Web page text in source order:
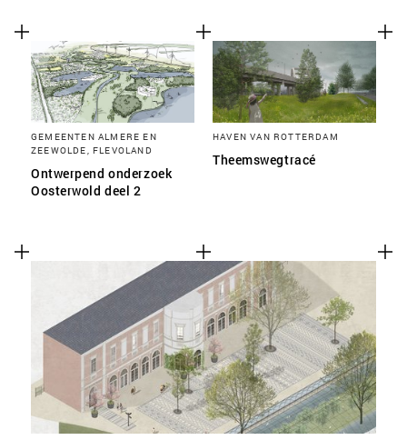
GEMEENTEN ALMERE EN
ZEEWOLDE, FLEVOLAND
Ontwerpend onderzoek
Oosterwold deel 2
HAVEN VAN ROTTERDAM
Theemswegtracé